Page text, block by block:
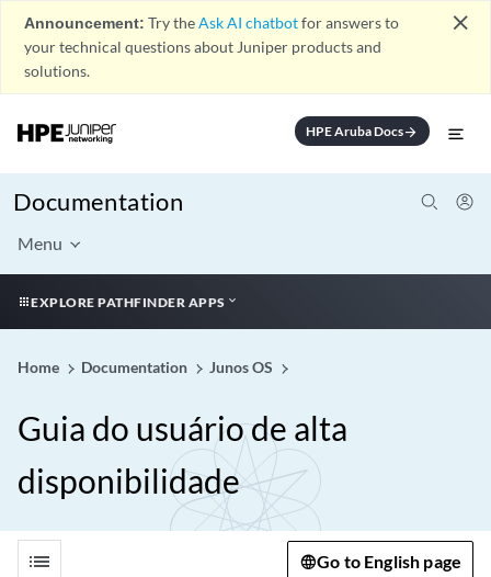
Announcement: Try theAsk AI chatbotfor answers to
your technical questions about Juniper products and
solutions.
close
HPE Aruba Docsarrow_forward
Documentation
Menu
EXPLORE PATHFINDER APPS
Home Documentation Junos OS
Guia do usuário de alta
disponibilidade
list Go to English page